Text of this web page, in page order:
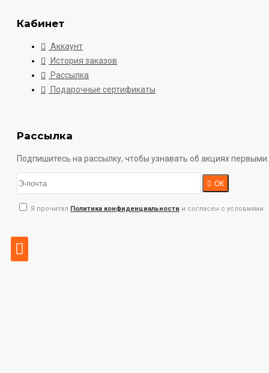
Кабинет
Аккаунт
История заказов
Рассылка
Подарочные сертификаты
Рассылка
Подпишитесь на рассылку, чтобы узнавать об акциях первыми.
ОК
Я прочитал Политика конфиденциальности и согласен с условиями